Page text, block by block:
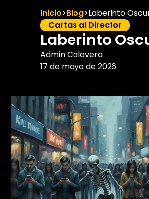
Inicio>Blog>Laberinto
Cartas al Director
Laberinto
Admin Calavera
17 de mayo de 2026